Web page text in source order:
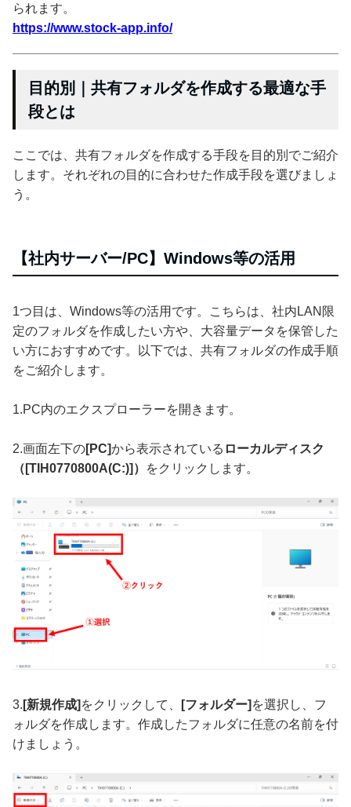
られます。
https://www.stock-app.info/
目的別｜共有フォルダを作成する最適な手
段とは
ここでは、共有フォルダを作成する手段を目的別でご紹介
します。それぞれの目的に合わせた作成手段を選びましょ
う。
【社内サーバー/PC】Windows等の活用
1つ目は、Windows等の活用です。こちらは、社内LAN限
定のフォルダを作成したい方や、大容量データを保管した
い方におすすめです。以下では、共有フォルダの作成手順
をご紹介します。
1.PC内のエクスプローラーを開きます。
2.画面左下の[PC]から表示されている ローカルディスク
（[TIH0770800A(C:)]）
をクリックします。
3. [新規作成] をクリックして、 [フォルダー] を選択し、フ
ォルダを作成します。作成したフォルダに任意の名前を付
けましょう。